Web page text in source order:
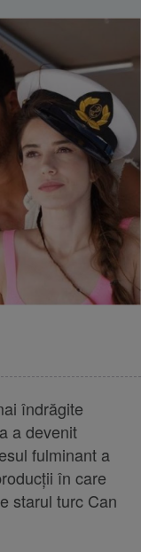
îndrăgite
a devenit
fulminant a
în care
starul turc Can